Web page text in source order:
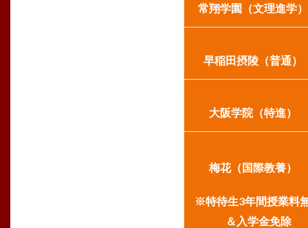
常翔学園（文理進
早稲田摂陵（普通
大阪学院（特進）
梅花（国際教養）
※特待生3年間授業料
＆入学金免除